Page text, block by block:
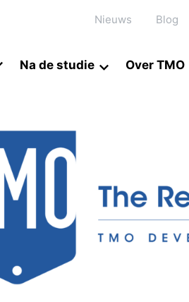
Nieuws Blog
Na de studie Over TMO